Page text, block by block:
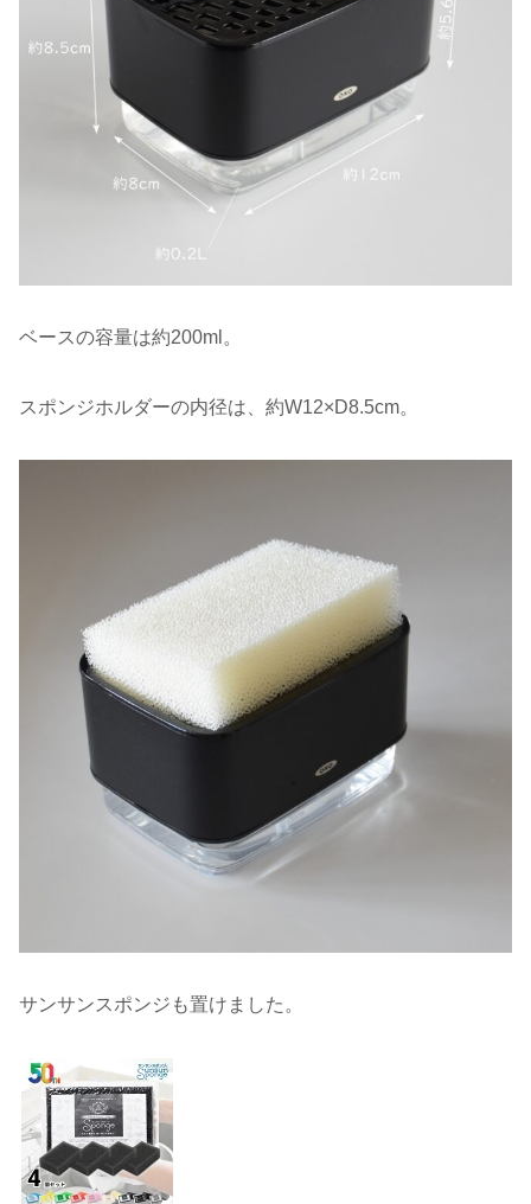
ベースの容量は約200ml。
スポンジホルダーの内径は、約W12×D8.5cm。
サンサンスポンジも置けました。